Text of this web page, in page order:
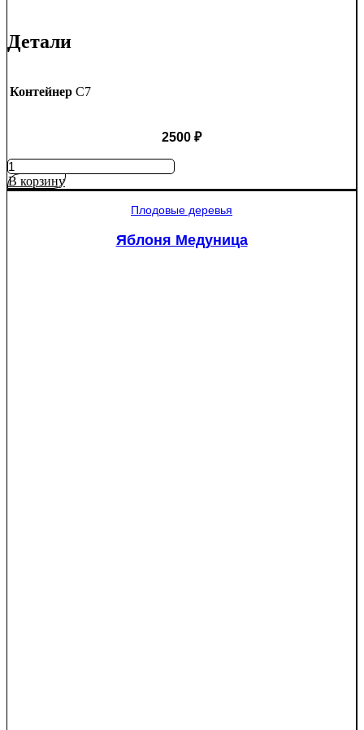
Детали
Контейнер C7
2500 ₽
Количество
товара
Яблоня
В корзину
Плодовые деревья
Яблоня Медуница